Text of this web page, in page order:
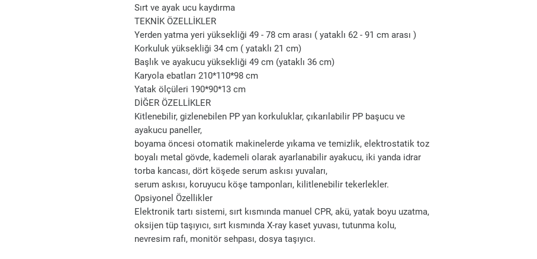
Sırt ve ayak ucu kaydırma
TEKNİK ÖZELLİKLER
Yerden yatma yeri yüksekliği 49 - 78 cm arası ( yataklı 62 - 91 cm arası )
Korkuluk yüksekliği 34 cm ( yataklı 21 cm)
Başlık ve ayakucu yüksekliği 49 cm (yataklı 36 cm)
Karyola ebatları 210*110*98 cm
Yatak ölçüleri 190*90*13 cm
DİĞER ÖZELLİKLER
Kitlenebilir, gizlenebilen PP yan korkuluklar, çıkarılabilir PP başucu ve
ayakucu paneller,
boyama öncesi otomatik makinelerde yıkama ve temizlik, elektrostatik toz
boyalı metal gövde, kademeli olarak ayarlanabilir ayakucu, iki yanda idrar
torba kancası, dört köşede serum askısı yuvaları,
serum askısı, koruyucu köşe tamponları, kilitlenebilir tekerlekler.
Opsiyonel Özellikler
Elektronik tartı sistemi, sırt kısmında manuel CPR, akü, yatak boyu uzatma,
oksijen tüp taşıyıcı, sırt kısmında X-ray kaset yuvası, tutunma kolu,
nevresim rafı, monitör sehpası, dosya taşıyıcı.